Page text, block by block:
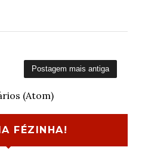
Postagem mais antiga
(Atom)
FÉZINHA!